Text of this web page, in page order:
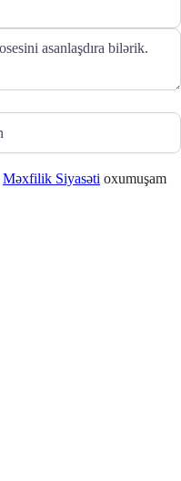
Məxfilik Siyasəti oxumuşam